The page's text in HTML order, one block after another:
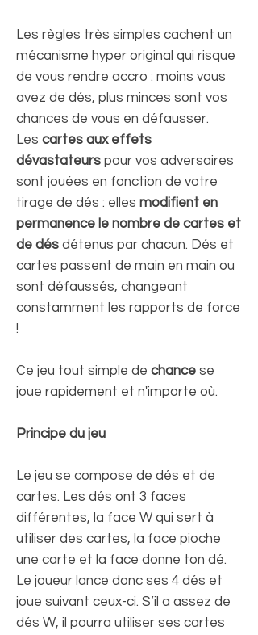
Les règles très simples cachent un
mécanisme hyper original qui risque
de vous rendre accro : moins vous
avez de dés, plus minces sont vos
chances de vous en défausser.
Les cartes aux effets
dévastateurs pour vos adversaires
sont jouées en fonction de votre
tirage de dés : elles modifient en
permanence le nombre de cartes et
de dés détenus par chacun. Dés et
cartes passent de main en main ou
sont défaussés, changeant
constamment les rapports de force
!
Ce jeu tout simple de chance se
joue rapidement et n'importe où.
Principe du jeu
Le jeu se compose de dés et de
cartes. Les dés ont 3 faces
différentes, la face W qui sert à
utiliser des cartes, la face pioche
une carte et la face donne ton dé.
Le joueur lance donc ses 4 dés et
joue suivant ceux-ci. S’il a assez de
dés W, il pourra utiliser ses cartes